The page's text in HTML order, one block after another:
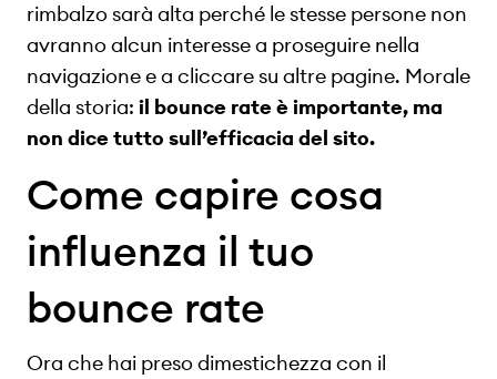
rimbalzo sarà alta perché le stesse persone non
avranno alcun interesse a proseguire nella
navigazione e a cliccare su altre pagine. Morale
della storia: il bounce rate è importante, ma
non dice tutto sull’efficacia del sito.
Come capire cosa
influenza il tuo
bounce rate
Ora che hai preso dimestichezza con il